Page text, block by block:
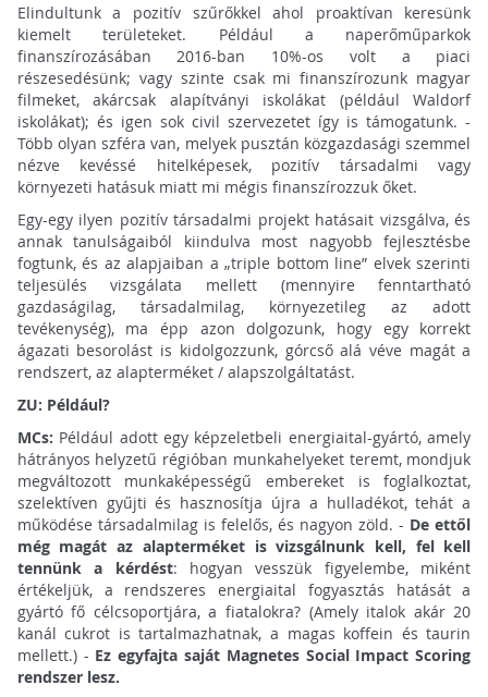
Elindultunk a pozitív szűrőkkel ahol proaktívan keresünk
kiemelt területeket. Például a naperőműparkok
finanszírozásában 2016-ban 10%-os volt a piaci
részesedésünk; vagy szinte csak mi finanszírozunk magyar
filmeket, akárcsak alapítványi iskolákat (például Waldorf
iskolákat); és igen sok civil szervezetet így is támogatunk. -
Több olyan szféra van, melyek pusztán közgazdasági szemmel
nézve kevéssé hitelképesek, pozitív társadalmi vagy
környezeti hatásuk miatt mi mégis finanszírozzuk őket.
Egy-egy ilyen pozitív társadalmi projekt hatásait vizsgálva, és
annak tanulságaiból kiindulva most nagyobb fejlesztésbe
fogtunk, és az alapjaiban a „triple bottom line” elvek szerinti
teljesülés vizsgálata mellett (mennyire fenntartható
gazdaságilag, társadalmilag, környezetileg az adott
tevékenység), ma épp azon dolgozunk, hogy egy korrekt
ágazati besorolást is kidolgozzunk, górcső alá véve magát a
rendszert, az alapterméket / alapszolgáltatást.
ZU: Például?
MCs: Például adott egy képzeletbeli energiaital-gyártó, amely
hátrányos helyzetű régióban munkahelyeket teremt, mondjuk
megváltozott munkaképességű embereket is foglalkoztat,
szelektíven gyűjti és hasznosítja újra a hulladékot, tehát a
működése társadalmilag is felelős, és nagyon zöld. - De ettől
még magát az alapterméket is vizsgálnunk kell, fel kell
tennünk a kérdést: hogyan vesszük figyelembe, miként
értékeljük, a rendszeres energiaital fogyasztás hatását a
gyártó fő célcsoportjára, a fiatalokra? (Amely italok akár 20
kanál cukrot is tartalmazhatnak, a magas koffein és taurin
mellett.) - Ez egyfajta saját Magnetes Social Impact Scoring
rendszer lesz.